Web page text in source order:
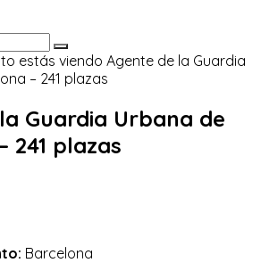
Guardia Urbana de
241 plazas
Barcelona